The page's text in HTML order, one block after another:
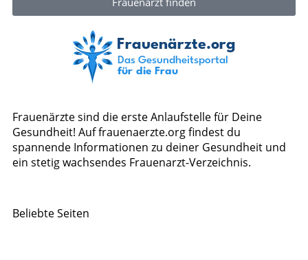
Frauenärzte sind die erste Anlaufstelle für Deine
Gesundheit! Auf frauenaerzte.org findest du
spannende Informationen zu deiner Gesundheit und
ein stetig wachsendes Frauenarzt-Verzeichnis.
Beliebte Seiten